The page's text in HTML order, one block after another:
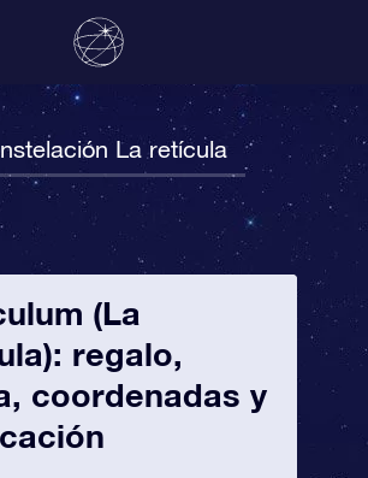
La retícula
(La
regalo,
coordenadas y